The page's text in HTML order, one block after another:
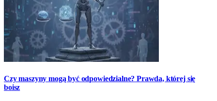
Czy maszyny mogą być odpowiedzialne? Prawda, której się
boisz